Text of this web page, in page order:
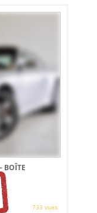
BOÎTE
733 vues